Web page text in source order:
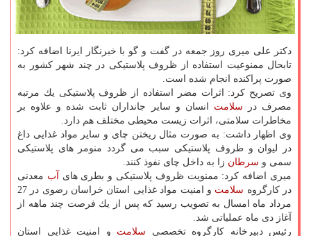
دكتر علی میری روز جمعه در گفت و گو با خبرنگار ایرنا اضافه كرد:
تابحال ممنوعیت استفاده از ظروف پلاستیكی در چند شهر كشور به
صورت پراكنده انجام شده است.
وی تصریح كرد: اثرات مضر استفاده از ظروف پلاستیكی یك مرتبه
مصرف در سلامت انسان و سایر جانداران ثابت شده و علاوه بر
مخاطرات سلامتی، اثرات زیست محیطی مختلف هم دارد.
وی اظهار داشت: به صورت مثال ریختن چای و سایر مواد غذایی داغ
در لیوان و ظروف پلاستیكی سبب می گردد منومر های پلاستیكی
سمی و سرطان زا به داخل چای نفوذ كنند.
میری اضافه كرد: ممنویت ظروف پلاستیكی و بطری های
آب معدنی
در كارگروه سلامت
و امنیت مواد غذایی استان خراسان رضوی در 27
مرداد ماه امسال به تصویب رسید كه پس از یك فرصت چند ماهه از
آغاز دی ماه عملیاتی شد.
رئیس دبیرخانه كارگروه تخصصی سلامت و امنیت غذایی استان